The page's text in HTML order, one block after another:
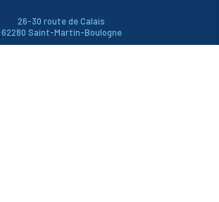
26-30 route de Calais
62280 Saint-Martin-Boulogne